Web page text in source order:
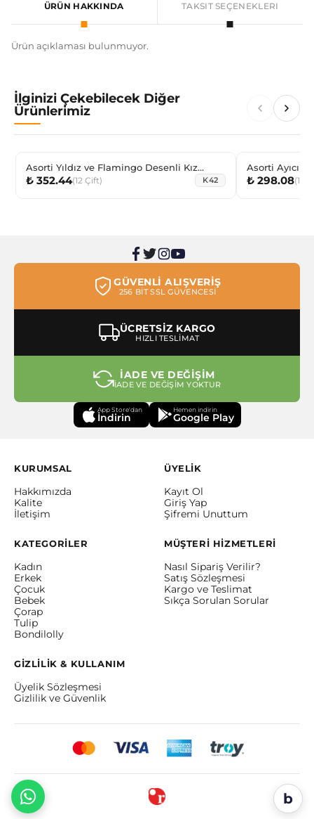
ÜRÜN HAKKINDA TAKSIT SEÇENEKLERI
Ürün açıklaması bulunmuyor.
İlginizi Çekebilecek Diğer
Ürünlerimiz
Asorti Yıldız ve Flamingo Desenli Kız
Çocuk Step
₺ 352.44(12 Çift) K42 ₺ 298.08(12
GÜVENLİ ALIŞVERİŞ
256 BİT SSL GÜVENCESİ
ÜCRETSİZ KARGO
HIZLI TESLİMAT
İADE VE DEĞİŞİM
İADE VE DEĞİŞİM YOKTUR
App Store'dan
İndirin
Hemen indirin
Google Play
KURUMSAL
Hakkımızda
Kalite
İletişim
ÜYELİK
Kayıt Ol
Giriş Yap
Şifremi Unuttum
KATEGORİLER
Kadın
Erkek
Çocuk
Bebek
Çorap
Tulip
Bondilolly
MÜŞTERİ HİZMETLERİ
Nasıl Sipariş Verilir?
Satış Sözleşmesi
Kargo ve Teslimat
Sıkça Sorulan Sorular
GİZLİLİK & KULLANIM
Üyelik Sözleşmesi
Gizlilik ve Güvenlik
b